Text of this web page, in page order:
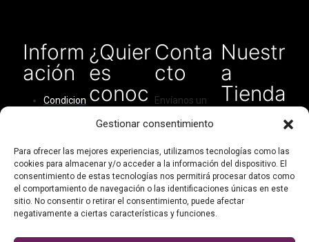
Gestionar consentimiento
Para ofrecer las mejores experiencias, utilizamos tecnologías como las
cookies para almacenar y/o acceder a la información del dispositivo. El
consentimiento de estas tecnologías nos permitirá procesar datos como
el comportamiento de navegación o las identificaciones únicas en este
sitio. No consentir o retirar el consentimiento, puede afectar
negativamente a ciertas características y funciones.
Inform
ación
Condicion
Cómo
comprar
Política de
privacidad
cookies
¿Quier
es
conoc
ernos?
somos
Contacto
Mi cuenta
Conta
cto
Envíanos un
electrónico
tipo de
consulta:
didarthandma
de@gmail.com
O escríbenos
Nuestr
a
Tienda
en
on